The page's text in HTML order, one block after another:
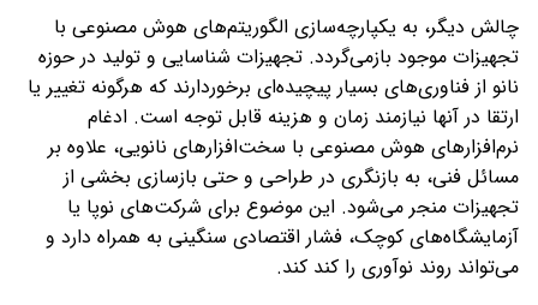
چالش دیگر، به یکپارچه‌سازی الگوریتم‌های هوش مصنوعی با
تجهیزات موجود بازمی‌گردد. تجهیزات شناسایی و تولید در حوزه
نانو از فناوری‌های بسیار پیچیده‌ای برخوردارند که هرگونه تغییر یا
ارتقا در آنها نیازمند زمان و هزینه قابل توجه است. ادغام
نرم‌افزارهای هوش مصنوعی با سخت‌افزارهای نانویی، علاوه بر
مسائل فنی، به بازنگری در طراحی و حتی بازسازی بخشی از
تجهیزات منجر می‌شود. این موضوع برای شرکت‌های نوپا یا
آزمایشگاه‌های کوچک، فشار اقتصادی سنگینی به همراه دارد و
می‌تواند روند نوآوری را کند کند.